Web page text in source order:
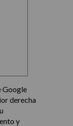
Google
derecha
y